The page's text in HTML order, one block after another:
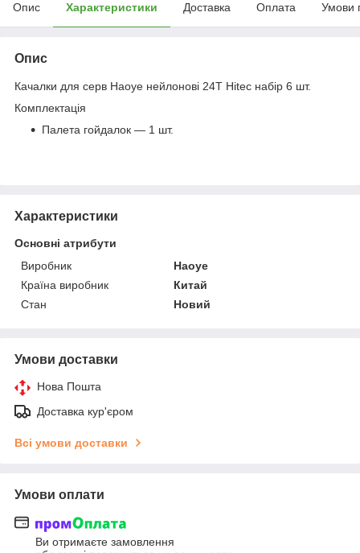
Опис Характеристики Доставка Оплата Умови
Опис
Качалки для серв Haoye нейлонові 24T Hitec набір 6 шт.
Комплектація
Палета гойдалок — 1 шт.
Характеристики
Основні атрибути
Виробник
Haoye
Країна виробник
Китай
Стан
Новий
Умови доставки
Нова Пошта
Доставка кур'єром
Всі умови доставки
Умови оплати
Ви отримаєте замовлення